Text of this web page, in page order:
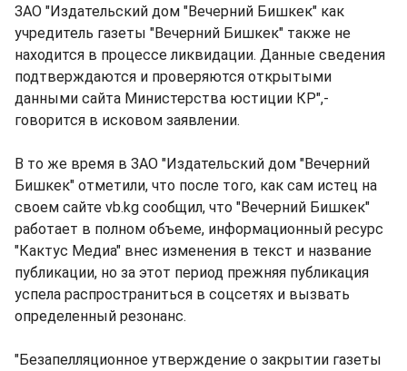
ЗАО "Издательский дом "Вечерний Бишкек" как
учредитель газеты "Вечерний Бишкек" также не
находится в процессе ликвидации. Данные сведения
подтверждаются и проверяются открытыми
данными сайта Министерства юстиции КР",-
говорится в исковом заявлении.
В то же время в ЗАО "Издательский дом "Вечерний
Бишкек" отметили, что после того, как сам истец на
своем сайте vb.kg сообщил, что "Вечерний Бишкек"
работает в полном объеме, информационный ресурс
"Кактус Медиа" внес изменения в текст и название
публикации, но за этот период прежняя публикация
успела распространиться в соцсетях и вызвать
определенный резонанс.
"Безапелляционное утверждение о закрытии газеты